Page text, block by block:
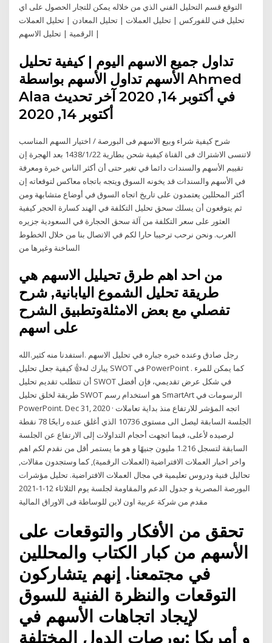
التوقع قسم التحليل الفني الذي من خلاله يمكن للتجار الحصول على اي
تحليل فني للفوركس | تحليل العملات | تحليل المعادن | تحليل العملات
الرقمية | تحليل الاسهم |
تداول جميع الاسهم اليوم | كيفية تحليل
الأسهم تداول الأسهم بواسطة Ahmed
Alaa في أكتوبر 14, 2020 آخر تحديث
أكتوبر 14, 2020
شرح كيفية شراء وبيع الاسهم فى البورصة / اختيار السهم المناسب
لاتنسى الاشتراك فى القناة كيفية شحن بطارية 22‏‏/1‏‏/1438 بعد الهجرة إن
تقييم الأسهم والسندات دائما في تغير حتى أن أكثر الناس خبرة ومعرفة
في الأسهم والسندات قد يخونه السوق ويتجه باتجاه معاكس لتوقعاته إن
أكثر المحللين يعتمدون على تاريخ اتجاه السوق في أوضاع متشابهة ومن
ثم يتوقعون أن يسلك سحق تحليل التكلفة في الهند كسارة الحجر كيفية
العثور على سعر التكلفة من آلة سحق الحجارة في السعودية جزيره
العرب. ونحن نرحب ترحيبا حارا لكم في الاتصال بنا من خلال الخطوط
الساخنة وغيرها من
من احد اهم طرق تحيليل الاسهم هي
طريقة تحليل الشموع اليابانية, شرح
تفصلي مع بعض الامثلةوتطبيق الشرح
على اسهم
رجل صادق وعنده خبره جباره في تحليل الاسهم .استفدنا منه كثير.الله
يبارك له👍 كيفية جعل تحليل SWOT في PowerPoint . كما يمكن للمرء
أن تتطلب تقديم تحليل SWOT في شكل عرض تقديمي، فإن أفضل
طريقة لخلق تحليل SWOT هو استخدام رسم SmartArt الرسومات في
PowerPoint. Dec 31, 2020 · اتجه المؤشر للارتفاع منذ بداية تعاملات
الجلسة السابقة ليصل الى مستوى 10736 الذي أغلق عنده رابحًا 78 نقطة
لرصيده لأعلى، فيما اتجهت أحجام التداولات إلى الارتفاع عن الجلسة
السابقة لتسجل 1.216 مليون جنيهًا و هو ما يستمر أقل من نقدم لكم اهم
واخر اخبار العملات الافتراضية (العملات الرقمية), كما وستجدون مقالات,
تحاليل فنية ودروس تعليمية في مجال العملات الافتراضية. تحليل مؤشرات
البورصة المصرية و جدول الدعم والمقاومة لجلسة يوم الثلاثاء 12-1-2021
مقدم من شركة عربية اون لاين للوساطة فى الاوراق المالية
تحقق من الأفكار والتوقعات على
الأسهم من كبار الكتاب والمحللين
في مجتمعنا. إنهم يتشاركون
التوقعات والنظرة الفنية للسوق
لإيجاد اتجاهات الأسهم في
بورصات الدول المختلفة: ‎أمريكا‎ و